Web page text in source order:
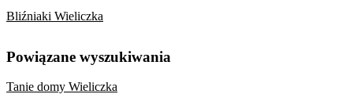
Bliźniaki Wieliczka
Powiązane wyszukiwania
Tanie domy Wieliczka